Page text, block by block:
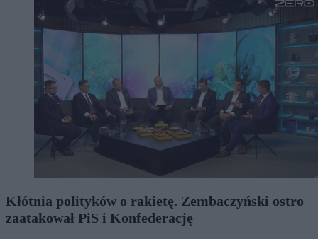
Kłótnia polityków o rakietę. Zembaczyński ostro
zaatakował PiS i Konfederację